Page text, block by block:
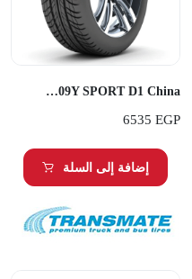
Transmate 255/50R20 109Y SPORT D1 China
6535 EGP
إضافة إلى السلة